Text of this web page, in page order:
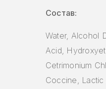
Состав:
Water, Alcohol
Acid,
Cetrimonium
Coccine, Lactic